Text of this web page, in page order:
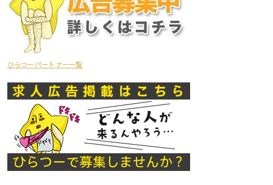
ひらつーパートナー一覧